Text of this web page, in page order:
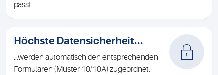
passt.
Höchste Datensicherheit...
...werden automatisch den entsprechenden
Formularen (Muster 10/10A) zugeordnet.